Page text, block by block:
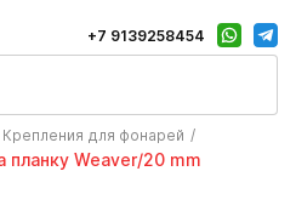
+7 9139258454
Крепления для фонарей
планку Weaver/20 mm